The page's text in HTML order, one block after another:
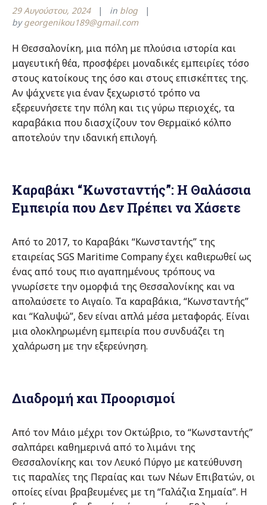
29 Αυγούστου, 2024 in blog
bygeorgenikou189@gmail.com
Η Θεσσαλονίκη, μια πόλη με πλούσια ιστορία και
μαγευτική θέα, προσφέρει μοναδικές εμπειρίες τόσο
στους κατοίκους της όσο και στους επισκέπτες της.
Αν ψάχνετε για έναν ξεχωριστό τρόπο να
εξερευνήσετε την πόλη και τις γύρω περιοχές, τα
καραβάκια που διασχίζουν τον Θερμαϊκό κόλπο
αποτελούν την ιδανική επιλογή.
Καραβάκι “Κωνσταντής”: Η Θαλάσσια
Εμπειρία που Δεν Πρέπει να Χάσετε
Από το 2017, το Καραβάκι “Κωνσταντής” της
εταιρείας SGS Maritime Company έχει καθιερωθεί ως
ένας από τους πιο αγαπημένους τρόπους να
γνωρίσετε την ομορφιά της Θεσσαλονίκης και να
απολαύσετε το Αιγαίο. Τα καραβάκια, “Κωνσταντής”
και “Καλυψώ”, δεν είναι απλά μέσα μεταφοράς. Είναι
μια ολοκληρωμένη εμπειρία που συνδυάζει τη
χαλάρωση με την εξερεύνηση.
Διαδρομή και Προορισμοί
Από τον Μάιο μέχρι τον Οκτώβριο, το “Κωνσταντής”
σαλπάρει καθημερινά από το λιμάνι της
Θεσσαλονίκης και τον Λευκό Πύργο με κατεύθυνση
τις παραλίες της Περαίας και των Νέων Επιβατών, οι
οποίες είναι βραβευμένες με τη “Γαλάζια Σημαία”. Η